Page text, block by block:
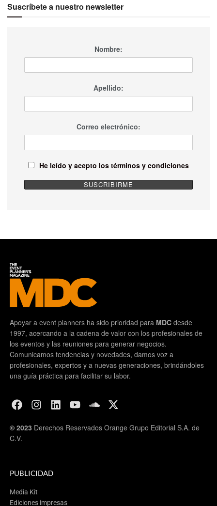
Suscríbete a nuestro newsletter
Nombre:
Apellido:
Correo electrónico:
He leído y acepto los términos y condiciones
Apoyar a event planners ha sido prioridad para MDC desde
1997, acercando a la cadena de valor con los profesionales de
los eventos y las reuniones para generar negocios.
Comunicamos tendencias y novedades, damos voz a
profesionales, expertos y a nuevas generaciones, brindándoles
una guía práctica para facilitar su labor.
© 2023 Derechos Reservados Orange Grupo Editorial S.A. de
C.V.
PUBLICIDAD
Media Kit
Ediciones impresas